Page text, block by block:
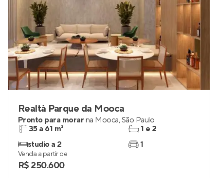
Realtà Parque da Mooca
Pronto para morar na Mooca,São Paulo
35 a 61 m²
studio a 2
1 e 2
1
Venda a partir de
R$ 250.600